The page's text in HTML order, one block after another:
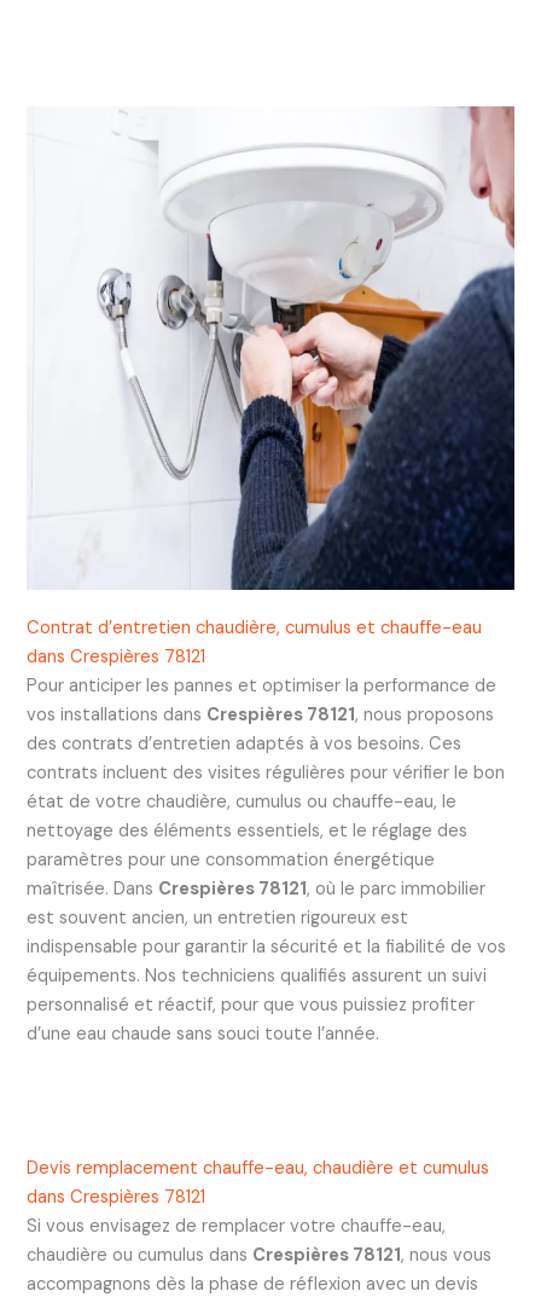
Contrat d’entretien chaudière, cumulus et chauffe-eau
dans Crespières 78121
Pour anticiper les pannes et optimiser la performance de
vos installations dans Crespières 78121, nous proposons
des contrats d’entretien adaptés à vos besoins. Ces
contrats incluent des visites régulières pour vérifier le bon
état de votre chaudière, cumulus ou chauffe-eau, le
nettoyage des éléments essentiels, et le réglage des
paramètres pour une consommation énergétique
maîtrisée. Dans Crespières 78121, où le parc immobilier
est souvent ancien, un entretien rigoureux est
indispensable pour garantir la sécurité et la fiabilité de vos
équipements. Nos techniciens qualifiés assurent un suivi
personnalisé et réactif, pour que vous puissiez profiter
d’une eau chaude sans souci toute l’année.
Devis remplacement chauffe-eau, chaudière et cumulus
dans Crespières 78121
Si vous envisagez de remplacer votre chauffe-eau,
chaudière ou cumulus dans Crespières 78121, nous vous
accompagnons dès la phase de réflexion avec un devis